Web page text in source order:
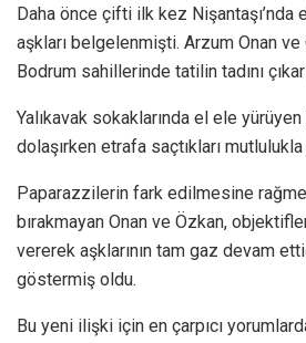
Daha önce çifti ilk kez Nişantaşı’nda
aşkları belgelenmişti. Arzum Onan
Bodrum sahillerinde tatilin tadını
Yalıkavak sokaklarında el ele
dolaşırken etrafa saçtıkları
Paparazzilerin fark edilmesine
bırakmayan Onan ve Özkan,
vererek aşklarının tam gaz devam
göstermiş oldu.
Bu yeni ilişki için en çarpıcı